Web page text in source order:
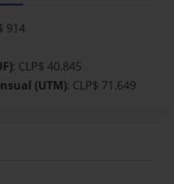
914
: CLP$ 40.845
(UTM): CLP$ 71.649